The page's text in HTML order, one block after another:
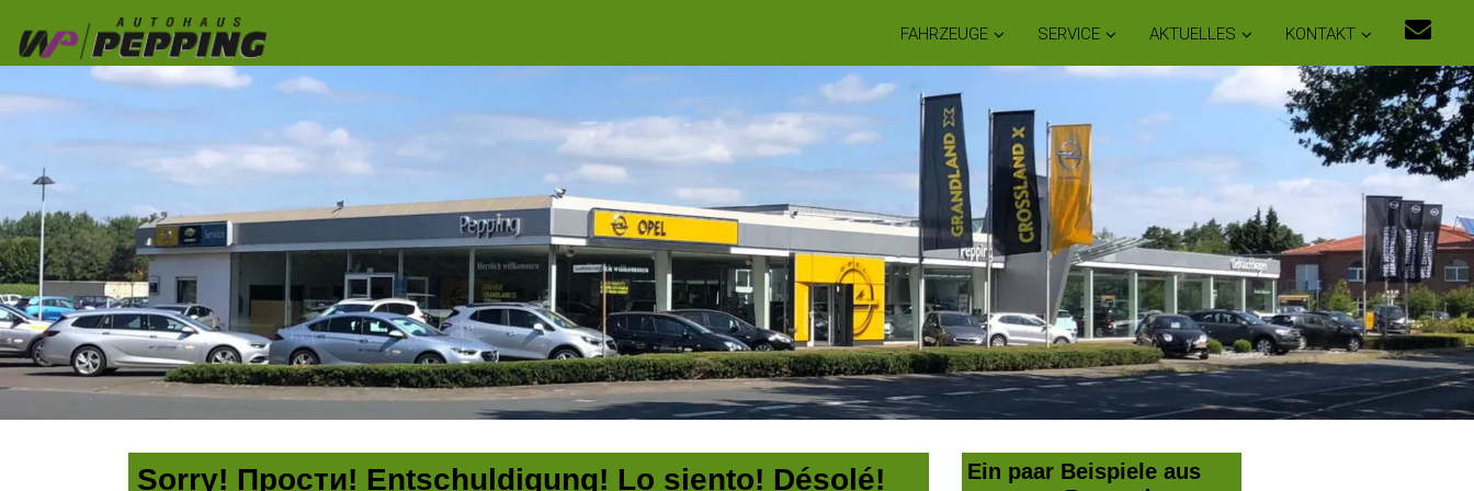
FAHRZEUGE SERVICE AKTUELLES KONTAKT
Sorry! Прости! Entschuldigung! Lo siento! Désolé!
Ein paar Beispiele aus